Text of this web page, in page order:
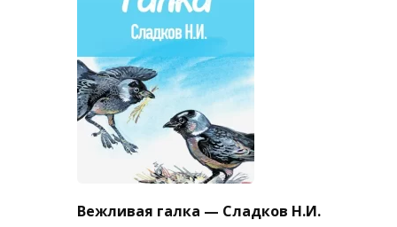
Вежливая галка — Сладков Н.И.